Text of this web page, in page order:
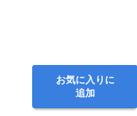
お気に入りに
追加